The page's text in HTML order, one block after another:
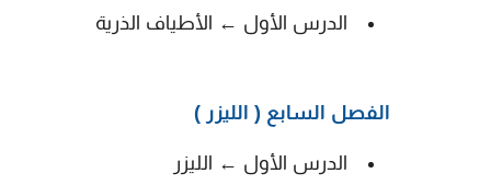
الدرس الأول ← الأطياف الذرية
الفصل السابع ( الليزر )
الدرس الأول ← الليزر